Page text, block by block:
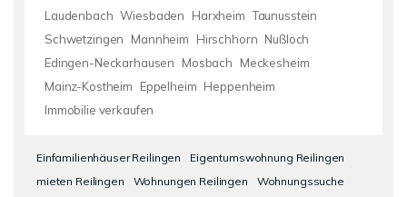
Laudenbach Wiesbaden Harxheim Taunusstein
Schwetzingen
Mannheim Hirschhorn Nußloch
Edingen-Neckarhausen
Mosbach
Meckesheim
Mainz-Kostheim
Eppelheim Heppenheim
Immobilie verkaufen
Einfamilienhäuser Reilingen
Eigentumswohnung Reilingen
mieten Reilingen
Wohnungen Reilingen
Wohnungssuche